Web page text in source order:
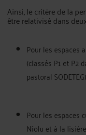
Ainsi, le critère de la
être relativisé dans
Pour les espaces
(classés P1 et P2
pastoral
Pour les espaces
Niolu et à la